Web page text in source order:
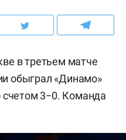
в третьем матче
обыграл «Динамо»
3−0. Команда